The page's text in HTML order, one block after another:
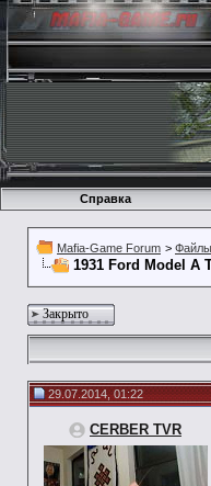
Справка
Mafia-Game Forum > Файлы
1931 Ford Model A
Закрыто
29.07.2014, 01:22
CERBER TVR